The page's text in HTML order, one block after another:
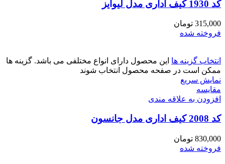
کد 1930 کیف اداری مدل لیوایز
315,000 تومان
فروخته شده
انتخاب گزینه ها این محصول دارای انواع مختلفی می باشد. گزینه ها
ممکن است در صفحه محصول انتخاب شوند
نمایش سریع
مقايسه
افزودن به علاقه مندی
کد 2008 کیف اداری مدل جانسون
830,000 تومان
فروخته شده